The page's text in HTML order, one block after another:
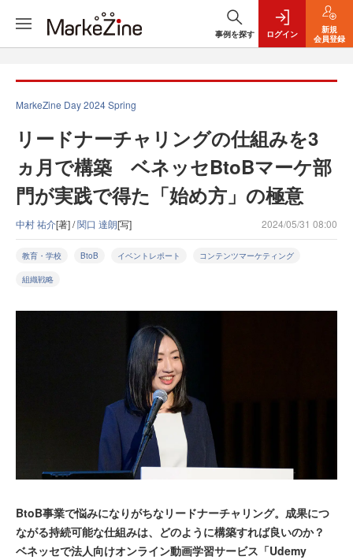
事例を探す ログイン
新規
会員登録
MarkeZine Day 2024 Spring
リードナーチャリングの仕組みを3
ヵ月で構築 ベネッセBtoBマーケ部
門が実践で得た「始め方」の極意
中村 祐介[著] /関口 達朗[写] 2024/05/31 08:00
教育・学校 BtoB イベントレポート コンテンツマーケティング
組織戦略
BtoB事業で悩みになりがちなリードナーチャリング。成果につ
ながる持続可能な仕組みは、どのように構築すれば良いのか？
ベネッセで法人向けオンライン動画学習サービス「Udemy